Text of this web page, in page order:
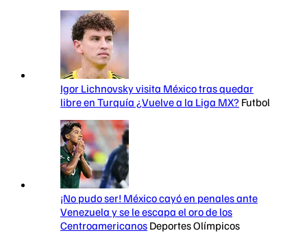
Igor Lichnovsky visita México tras quedar
libre en Turquía ¿Vuelve a la Liga MX? Futbol
¡No pudo ser! México cayó en penales ante
Venezuela y se le escapa el oro de los
Centroamericanos Deportes Olímpicos